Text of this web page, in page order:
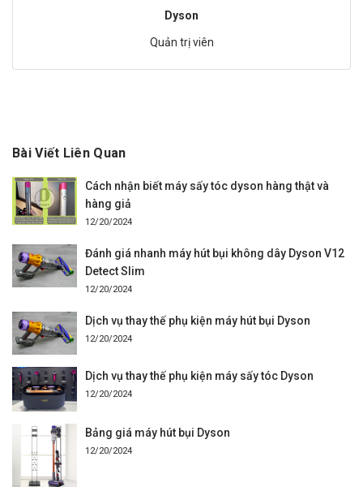
Dyson
Quản trị viên
Bài Viết Liên Quan
Cách nhận biết máy sấy tóc dyson hàng thật và
hàng giả
12/20/2024
Đánh giá nhanh máy hút bụi không dây Dyson V12
Detect Slim
12/20/2024
Dịch vụ thay thế phụ kiện máy hút bụi Dyson
12/20/2024
Dịch vụ thay thế phụ kiện máy sấy tóc Dyson
12/20/2024
Bảng giá máy hút bụi Dyson
12/20/2024